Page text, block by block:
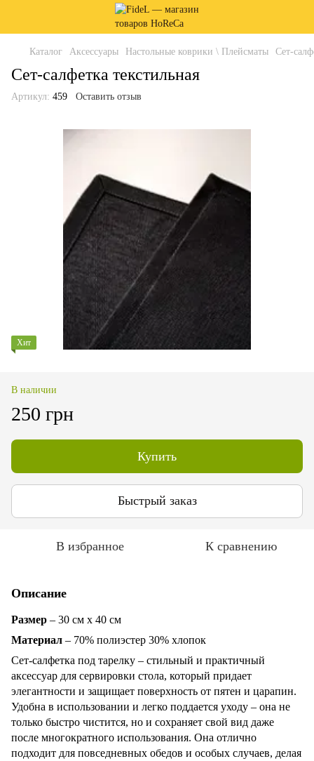
Каталог Аксессуары Настольные коврики \ Плейсматы Сет-
Сет-салфетка текстильная
Артикул: 459 Оставить отзыв
Хит
В наличии
250 грн
Купить
Быстрый заказ
В избранное К сравнению
Описание
Размер – 30 см х 40 см
Материал – 70% полиэстер 30% хлопок
Сет-салфетка под тарелку – стильный и практичный
аксессуар для сервировки стола, который придает
элегантности и защищает поверхность от пятен и царапин.
Удобна в использовании и легко поддается уходу – она не
только быстро чистится, но и сохраняет свой вид даже
после многократного использования. Она отлично
подходит для повседневных обедов и особых случаев, делая